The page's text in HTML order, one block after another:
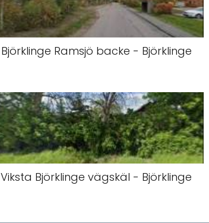
Björklinge Ramsjö backe - Björklinge
Viksta Björklinge vägskäl - Björklinge